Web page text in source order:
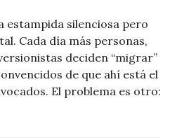
estampida silenciosa pero
Cada día más personas,
deciden “migrar”
de que ahí está el
El problema es otro: